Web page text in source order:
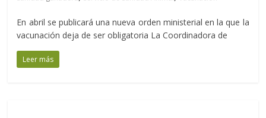
En abril se publicará una nueva orden ministerial en la que la
vacunación deja de ser obligatoria La Coordinadora de
Leer más